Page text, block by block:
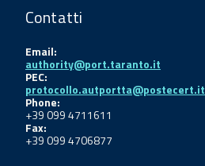
Contatti
Email:
authority@port.taranto.it
PEC:
protocollo.autportta@postecert.it
Phone:
+39 099 4711611
Fax:
+39 099 4706877